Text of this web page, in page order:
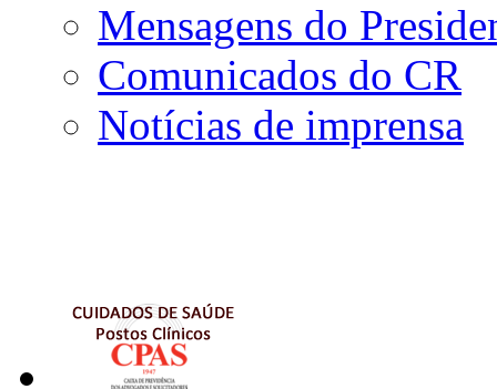
Mensagens do
Comunicados do CR
Notícias de imprensa